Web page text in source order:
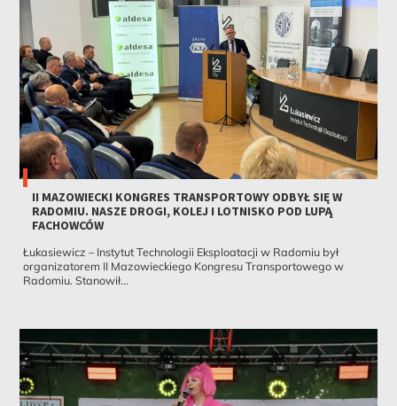
II MAZOWIECKI KONGRES TRANSPORTOWY ODBYŁ SIĘ W
RADOMIU. NASZE DROGI, KOLEJ I LOTNISKO POD LUPĄ
FACHOWCÓW
Łukasiewicz – Instytut Technologii Eksploatacji w Radomiu był
organizatorem II Mazowieckiego Kongresu Transportowego w
Radomiu. Stanowił...